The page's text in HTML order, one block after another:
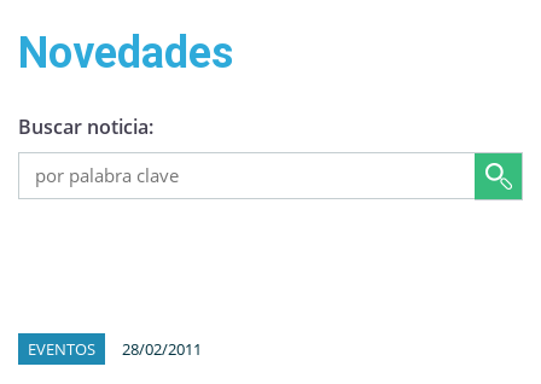
Novedades
Buscar noticia:
EVENTOS 28/02/2011